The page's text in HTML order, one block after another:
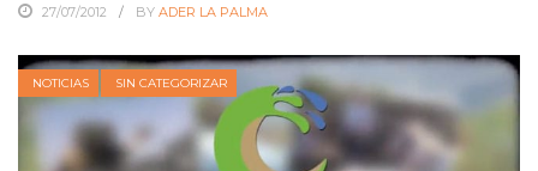
27/07/2012 BY ADER LA PALMA
NOTICIAS SIN CATEGORIZAR